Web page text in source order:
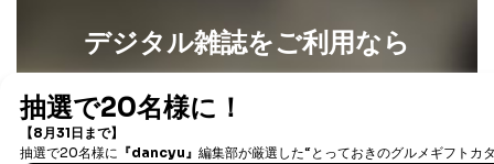
人の生命､身体または財産の保護のために必要がある
場合であって、本人の同意を得ることが困難であると
き。
公衆衛生の向上または児童の健全な育成の推進のため
に特に必要がある場合であって、本人の同意を得るこ
とが困難である場合。
国の機関もしくは地方公共団体またはその委託を受け
デジタル雑誌をご利用なら
書籍）が無料で読み放題！